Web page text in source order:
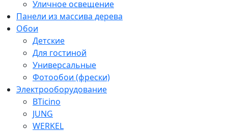
Уличное освещение
Панели из массива дерева
Обои
Детские
Для гостиной
Универсальные
Фотообои (фрески)
Электрооборудование
BTicino
JUNG
WERKEL